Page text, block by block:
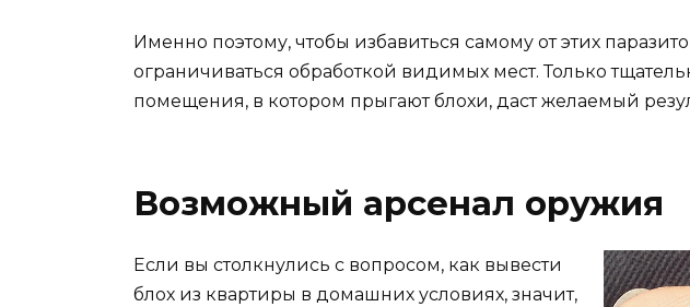
Именно поэтому, чтобы избавиться самому от этих
ограничиваться обработкой видимых мест. Только
помещения, в котором прыгают блохи, даст желаемый
Возможный арсенал оружия
Если вы столкнулись с вопросом, как вывести
блох из квартиры в домашних условиях, значит,